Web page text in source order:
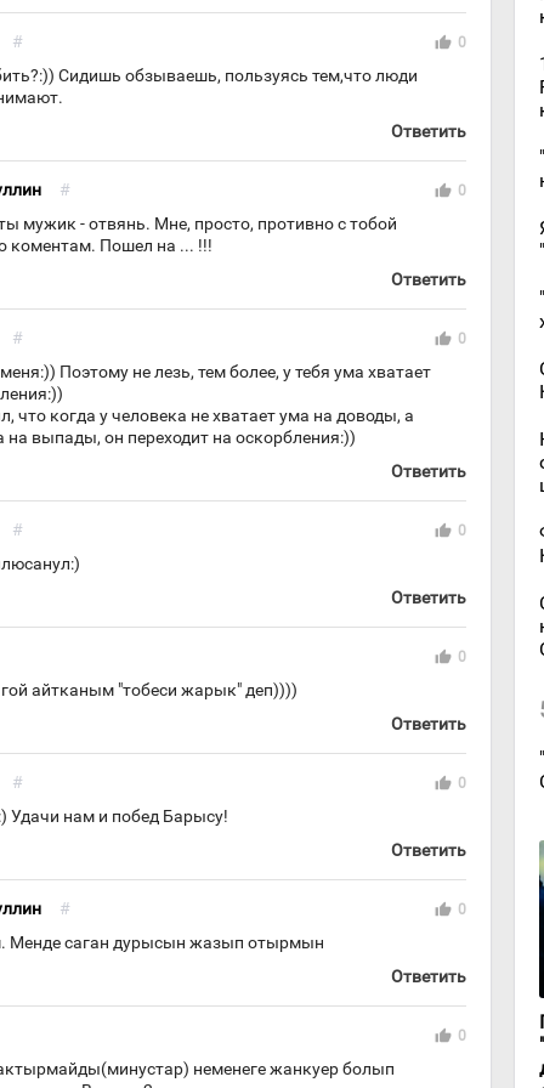
# thumb_up 0
Сидишь обзываешь, пользуясь тем,что люди
Ответить
# thumb_up 0
мужик - отвянь. Мне, просто, противно с тобой
коментам. Пошел на ... !!!
Ответить
# thumb_up 0
Поэтому не лезь, тем более, у тебя ума хватает
что когда у человека не хватает ума на доводы, а
на выпады, он переходит на оскорбления:))
Ответить
# thumb_up 0
Ответить
thumb_up 0
айтканым "тобеси жарык" деп))))
Ответить
# thumb_up 0
Удачи нам и побед Барысу!
Ответить
# thumb_up 0
Менде саган дурысын жазып отырмын
Ответить
thumb_up 0
неменеге жанкуер болып